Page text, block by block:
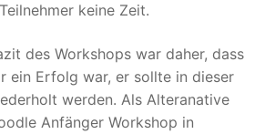
keine Zeit.
des Workshops war daher, dass
ein Erfolg war, er sollte in dieser
werden. Als Alteranative
Anfänger Workshop in